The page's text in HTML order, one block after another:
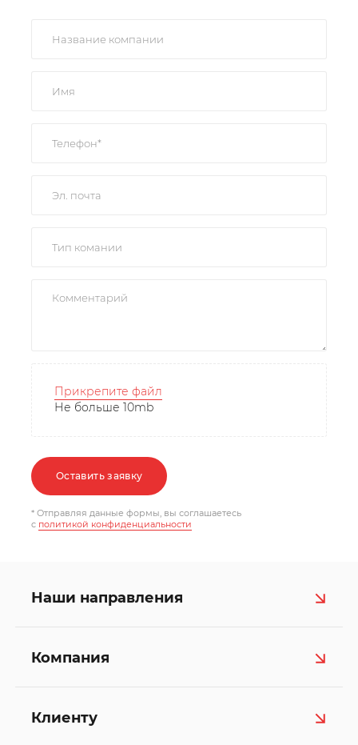
Прикрепите файл
Не больше 10mb
Оставить заявку
* Отправляя данные формы, вы соглашаетесь
c политикой конфиденциальности
Наши направления
Компания
Клиенту